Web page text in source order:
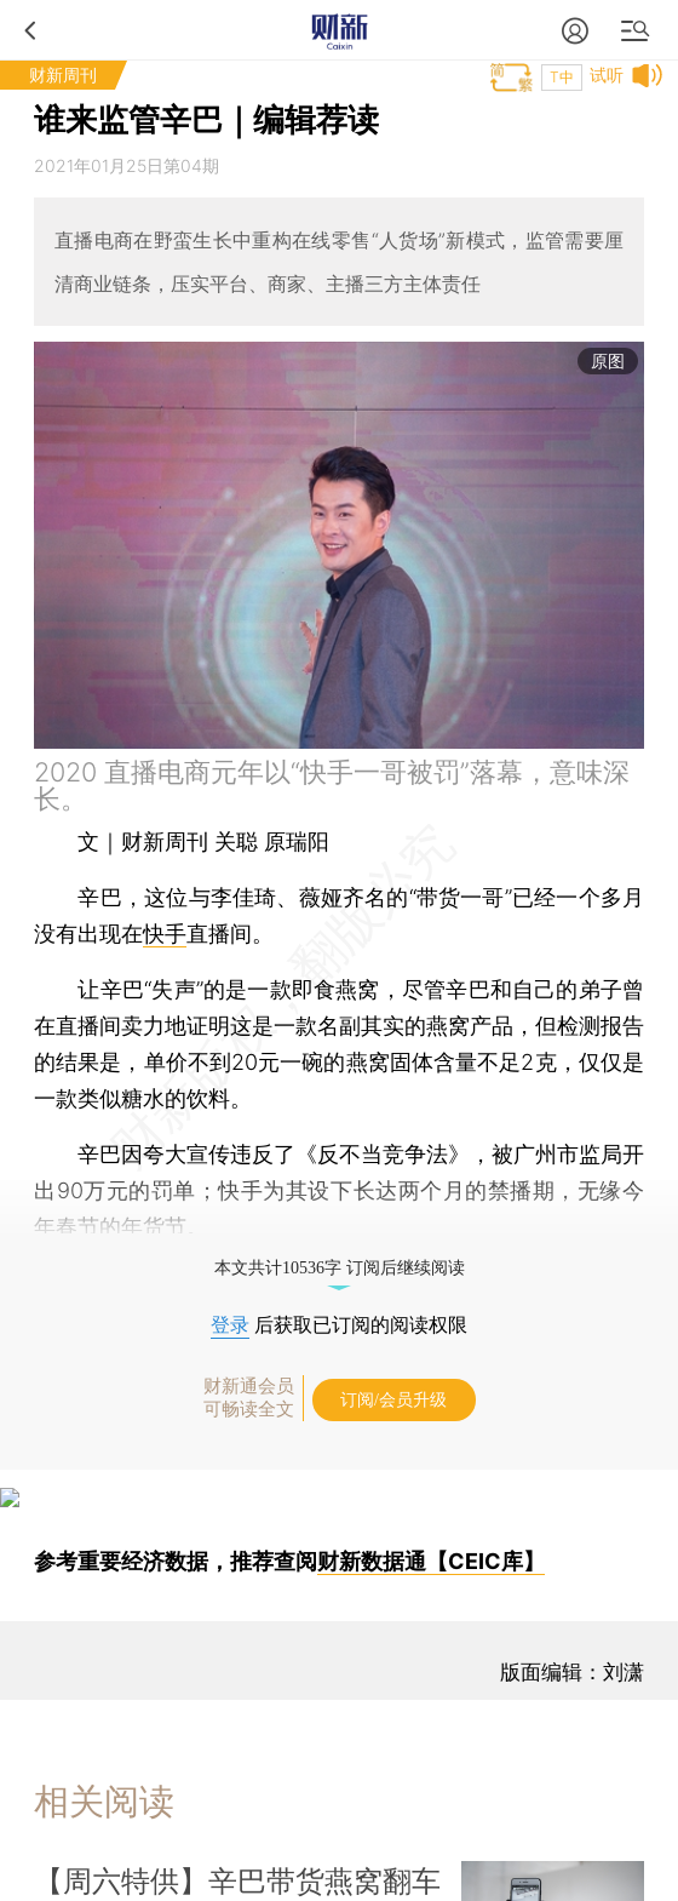
财新周刊 试听
T中
谁来监管辛巴｜编辑荐读
2021年01月25日第04期
直播电商在野蛮生长中重构在线零售“人货场”新模式，监管需要厘
清商业链条，压实平台、商家、主播三方主体责任
原图
2020 直播电商元年以“快手一哥被罚”落幕，意味深
长。
文｜财新周刊 关聪 原瑞阳
辛巴，这位与李佳琦、薇娅齐名的“带货一哥”已经一个多月
没有出现在快手直播间。
让辛巴“失声”的是一款即食燕窝，尽管辛巴和自己的弟子曾
在直播间卖力地证明这是一款名副其实的燕窝产品，但检测报告
的结果是，单价不到20元一碗的燕窝固体含量不足2克，仅仅是
一款类似糖水的饮料。
辛巴因夸大宣传违反了《反不当竞争法》，被广州市监局开
出90万元的罚单；快手为其设下长达两个月的禁播期，无缘今
年春节的年货节。
本文共计10536字 订阅后继续阅读
登录 后获取已订阅的阅读权限
财新通会员
可畅读全文
订阅/会员升级
参考重要经济数据，推荐查阅财新数据通【CEIC库】
版面编辑：刘潇
相关阅读
【周六特供】辛巴带货燕窝翻车